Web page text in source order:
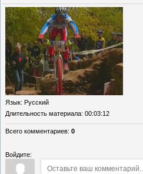
Язык: Русский
Длительность материала: 00:03:12
Всего комментариев: 0
Войдите: